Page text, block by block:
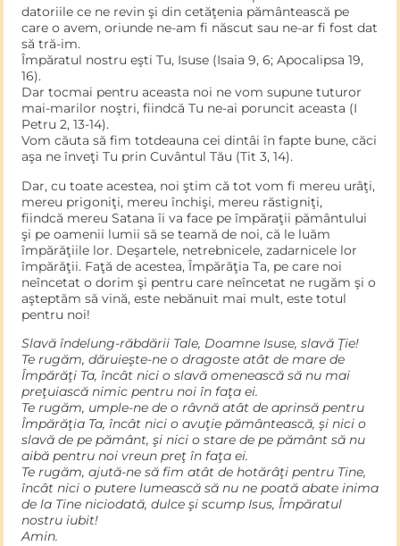
datoriile ce ne revin şi din cetăţenia pământească pe
care o avem, oriunde ne-am fi născut sau ne-ar fi fost dat
să tră-im.
Împăratul nostru eşti Tu, Isuse (Isaia 9, 6; Apocalipsa 19,
16).
Dar tocmai pentru aceasta noi ne vom supune tuturor
mai-marilor noştri, fiindcă Tu ne-ai poruncit aceasta (I
Petru 2, 13-14).
Vom căuta să fim totdeauna cei dintâi în fapte bune, căci
aşa ne înveţi Tu prin Cuvântul Tău (Tit 3, 14).
Dar, cu toate acestea, noi ştim că tot vom fi mereu urâţi,
mereu prigoniţi, mereu închişi, mereu răstigniţi,
fiindcă mereu Satana îi va face pe împăraţii pământului
şi pe oamenii lumii să se teamă de noi, că le luăm
împărăţiile lor. Deşartele, netrebnicele, zadarnicele lor
împărăţii. Faţă de acestea, Împărăţia Ta, pe care noi
neîncetat o dorim şi pentru care neîncetat ne rugăm şi o
aşteptăm să vină, este nebănuit mai mult, este totul
pentru noi!
Slavă îndelung-răbdării Tale, Doamne Isuse, slavă Ţie!
Te rugăm, dăruieşte-ne o dragoste atât de mare de
Împărăţi Ta, încât nici o slavă omenească să nu mai
preţuiască nimic pentru noi în faţa ei.
Te rugăm, umple-ne de o râvnă atât de aprinsă pentru
Împărăţia Ta, încât nici o avuţie pământească, şi nici o
slavă de pe pământ, şi nici o stare de pe pământ să nu
aibă pentru noi vreun preţ în faţa ei.
Te rugăm, ajută-ne să fim atât de hotărâţi pentru Tine,
încât nici o putere lumească să nu ne poată abate inima
de la Tine niciodată, dulce şi scump Isus, Împăratul
nostru iubit!
Amin.